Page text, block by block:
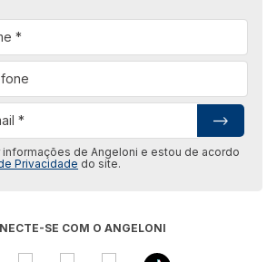
de Angeloni e estou de acordo
Privacidade do site.
SE COM O ANGELONI